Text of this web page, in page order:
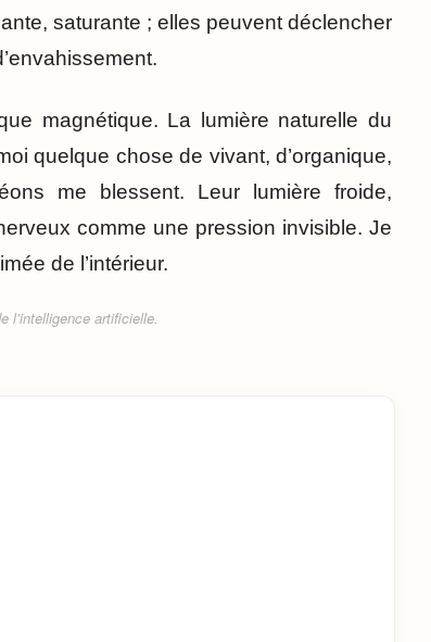
saturante ; elles peuvent déclencher
magnétique. La lumière naturelle du
quelque chose de vivant, d’organique,
me blessent. Leur lumière froide,
comme une pression invisible. Je
de l’intérieur.
l’intelligence artificielle.